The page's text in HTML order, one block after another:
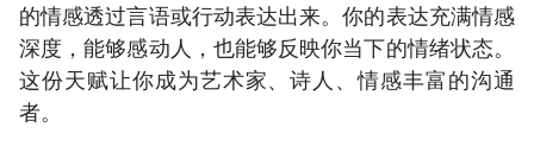
的情感透过言语或行动表达出来。你的表达充满情感
深度，能够感动人，也能够反映你当下的情绪状态。
这份天赋让你成为艺术家、诗人、情感丰富的沟通
者。